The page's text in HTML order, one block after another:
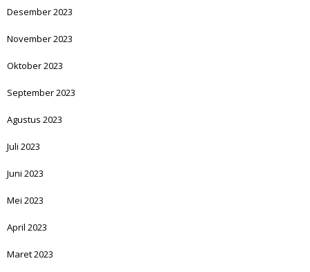
Desember 2023
November 2023
Oktober 2023
September 2023
Agustus 2023
Juli 2023
Juni 2023
Mei 2023
April 2023
Maret 2023